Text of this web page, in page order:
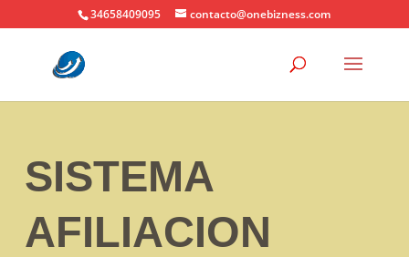
34658409095 contacto@onebizness.com
SISTEMA
AFILIACION